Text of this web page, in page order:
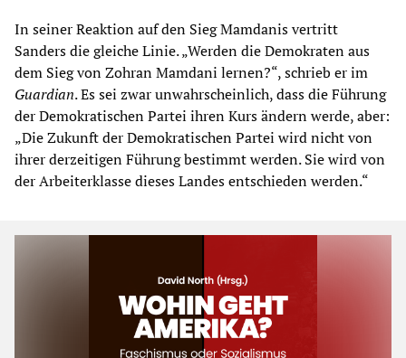
In seiner Reaktion auf den Sieg Mamdanis vertritt
Sanders die gleiche Linie. „Werden die Demokraten aus
dem Sieg von Zohran Mamdani lernen?“, schrieb er im
Guardian. Es sei zwar unwahrscheinlich, dass die Führung
der Demokratischen Partei ihren Kurs ändern werde, aber:
„Die Zukunft der Demokratischen Partei wird nicht von
ihrer derzeitigen Führung bestimmt werden. Sie wird von
der Arbeiterklasse dieses Landes entschieden werden.“